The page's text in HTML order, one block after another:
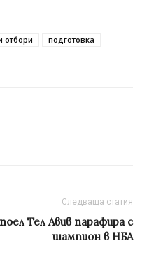
отбори
подготовка
Следваща статия
Тел Авив парафира с
шампион в НБА